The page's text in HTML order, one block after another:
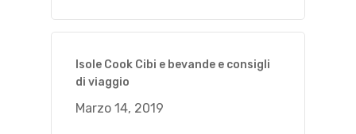
Isole Cook Cibi e bevande e consigli
di viaggio
Marzo 14, 2019